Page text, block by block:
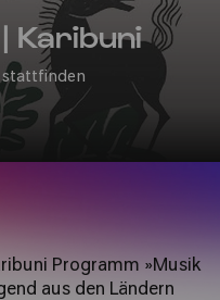
Karibuni
stattfinden
Programm »Musik
aus den Ländern